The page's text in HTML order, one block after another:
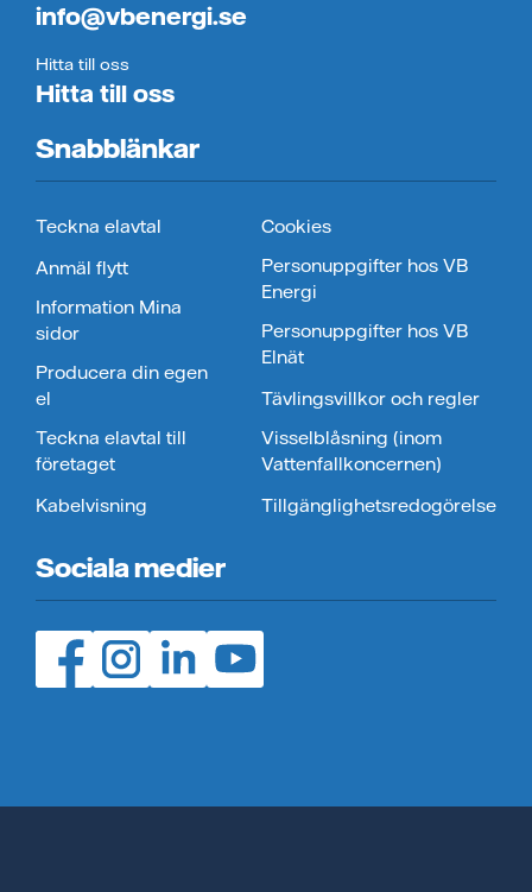
info@vbenergi.se
Hitta till oss
Hitta till oss
Snabblänkar
Teckna elavtal
Anmäl flytt
Information Mina
sidor
Producera din egen
el
Teckna elavtal till
företaget
Kabelvisning
Cookies
Personuppgifter hos VB
Energi
Personuppgifter hos VB
Elnät
Tävlingsvillkor och regler
Visselblåsning (inom
Vattenfallkoncernen)
Tillgänglighetsredogörelse
Sociala medier
Facebook (öppnas i ny flik)
Instagram (öppnas i ny flik)
LinedIn (öppnas i ny flik)